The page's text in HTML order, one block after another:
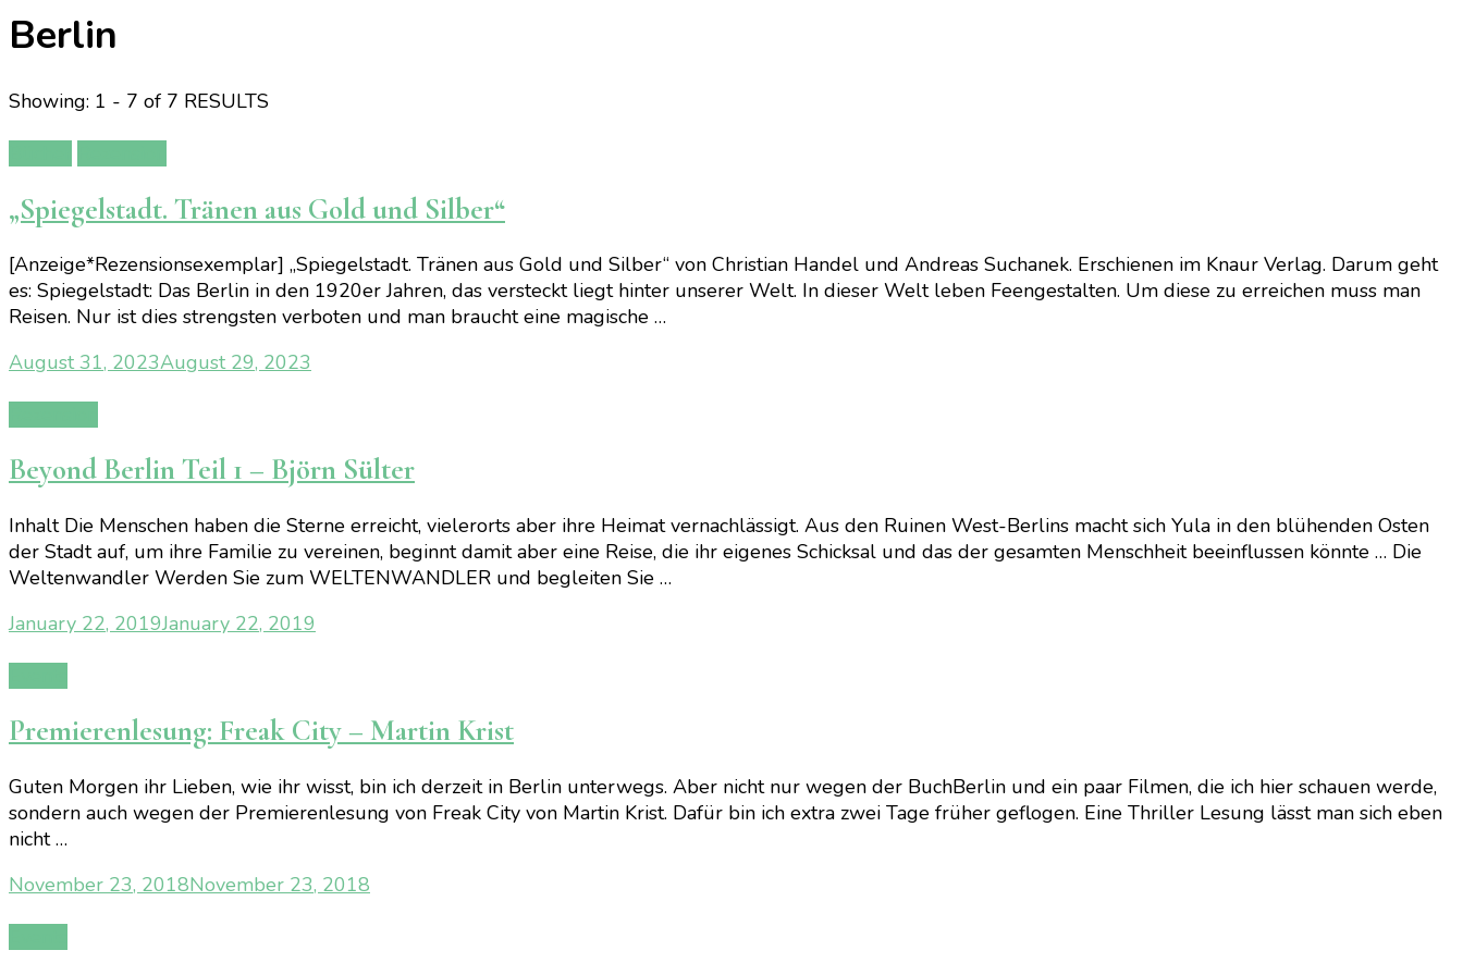
Berlin
Showing: 1 - 7 of 7 RESULTS
„Spiegelstadt. Tränen aus Gold und Silber“
[Anzeige*Rezensionsexemplar] „Spiegelstadt. Tränen aus Gold und Silber“ von Christian Handel und Andreas Suchanek. Erschienen im Knaur Verlag. Darum geht
es: Spiegelstadt: Das Berlin in den 1920er Jahren, das versteckt liegt hinter unserer Welt. In dieser Welt leben Feengestalten. Um diese zu erreichen muss man
Reisen. Nur ist dies strengsten verboten und man braucht eine magische …
August 31, 2023August 29, 2023
Beyond Berlin Teil 1 – Björn Sülter
Inhalt Die Menschen haben die Sterne erreicht, vielerorts aber ihre Heimat vernachlässigt. Aus den Ruinen West-Berlins macht sich Yula in den blühenden Osten
der Stadt auf, um ihre Familie zu vereinen, beginnt damit aber eine Reise, die ihr eigenes Schicksal und das der gesamten Menschheit beeinflussen könnte … Die
Weltenwandler Werden Sie zum WELTENWANDLER und begleiten Sie …
January 22, 2019January 22, 2019
Premierenlesung: Freak City – Martin Krist
Guten Morgen ihr Lieben, wie ihr wisst, bin ich derzeit in Berlin unterwegs. Aber nicht nur wegen der BuchBerlin und ein paar Filmen, die ich hier schauen werde,
sondern auch wegen der Premierenlesung von Freak City von Martin Krist. Dafür bin ich extra zwei Tage früher geflogen. Eine Thriller Lesung lässt man sich eben
nicht …
November 23, 2018November 23, 2018